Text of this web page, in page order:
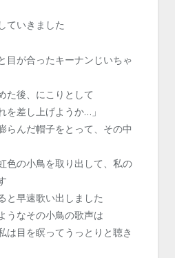
ていきました
目が合ったキーナンじいちゃ
た後、にこりとして
を差し上げようか…」
らんだ帽子をとって、その中
色の小鳥を取り出して、私の
と早速歌い出しました
うなその小鳥の歌声は
は目を瞑ってうっとりと聴き